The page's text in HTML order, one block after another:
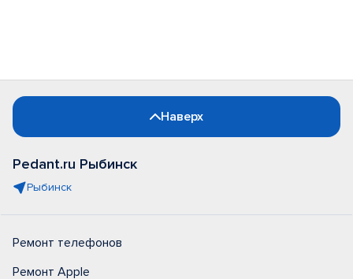
Наверх
Pedant.ru Рыбинск
Рыбинск
Ремонт телефонов
Ремонт Apple